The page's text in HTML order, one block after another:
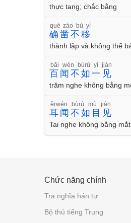
thực tang; chắc bằng
确凿不移
què záo bù yí
thành lập và không thể
百闻不如一见
bǎi wén bùrú yī jiàn
trăm nghe không bằng
耳闻不如目见
ěrwén bùrú mù jiàn
Tai nghe không bằng
Chức năng chính
Tra nghĩa hán tự
Bộ thủ tiếng Trung